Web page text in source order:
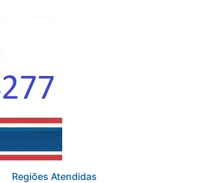
Regiões Atendidas